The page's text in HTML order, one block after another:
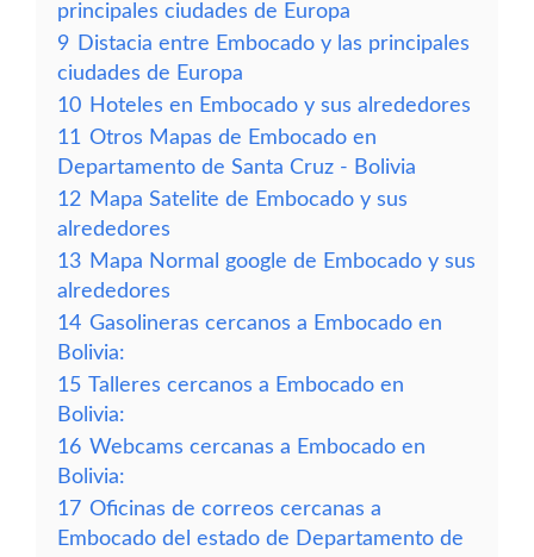
principales ciudades de Europa
9 Distacia entre Embocado y las principales
ciudades de Europa
10 Hoteles en Embocado y sus alrededores
11 Otros Mapas de Embocado en
Departamento de Santa Cruz - Bolivia
12 Mapa Satelite de Embocado y sus
alrededores
13 Mapa Normal google de Embocado y sus
alrededores
14 Gasolineras cercanos a Embocado en
Bolivia:
15 Talleres cercanos a Embocado en
Bolivia:
16 Webcams cercanas a Embocado en
Bolivia:
17 Oficinas de correos cercanas a
Embocado del estado de Departamento de